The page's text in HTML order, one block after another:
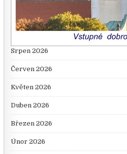
Srpen 2026
Červen 2026
Květen 2026
Duben 2026
Březen 2026
Únor 2026